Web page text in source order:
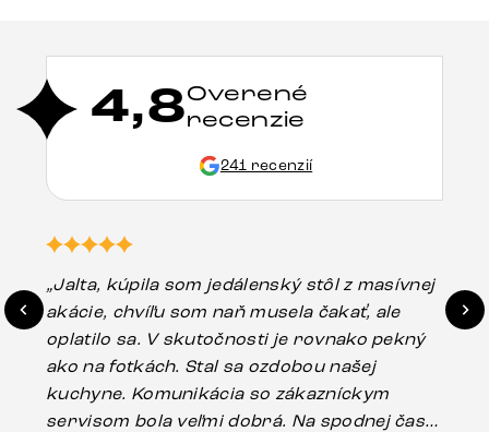
4,8Overené
recenzie
241 recenzií
„Jalta, kúpila som jedálenský stôl z masívnej
akácie, chvíľu som naň musela čakať, ale
oplatilo sa. V skutočnosti je rovnako pekný
ako na fotkách. Stal sa ozdobou našej
kuchyne. Komunikácia so zákazníckym
servisom bola veľmi dobrá. Na spodnej časti